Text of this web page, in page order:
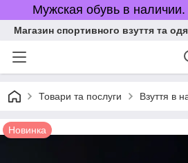
Мужская обувь в
Магазин спортивного взуття та
Товари та послуги Взуття в
Новинка